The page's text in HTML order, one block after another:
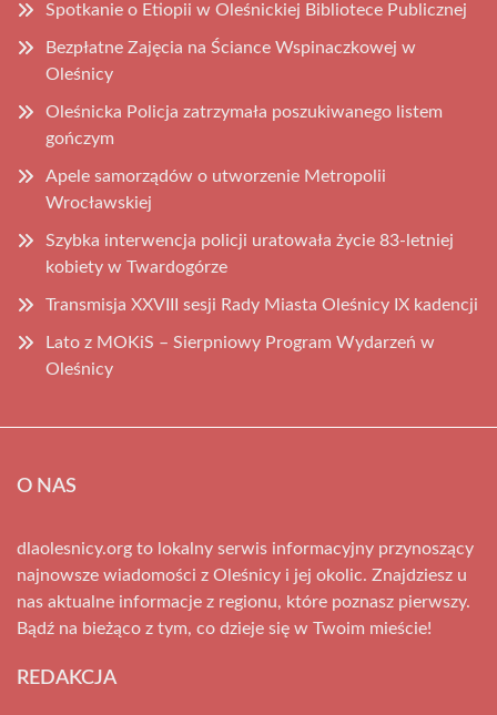
Spotkanie o Etiopii w Oleśnickiej Bibliotece Publicznej
Bezpłatne Zajęcia na Ściance Wspinaczkowej w
Oleśnicy
Oleśnicka Policja zatrzymała poszukiwanego listem
gończym
Apele samorządów o utworzenie Metropolii
Wrocławskiej
Szybka interwencja policji uratowała życie 83-letniej
kobiety w Twardogórze
Transmisja XXVIII sesji Rady Miasta Oleśnicy IX kadencji
Lato z MOKiS – Sierpniowy Program Wydarzeń w
Oleśnicy
O NAS
dlaolesnicy.org to lokalny serwis informacyjny przynoszący
najnowsze wiadomości z Oleśnicy i jej okolic. Znajdziesz u
nas aktualne informacje z regionu, które poznasz pierwszy.
Bądź na bieżąco z tym, co dzieje się w Twoim mieście!
REDAKCJA